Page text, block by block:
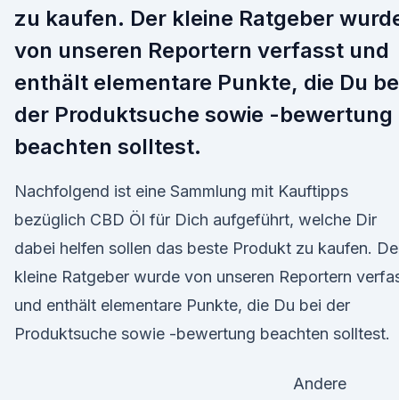
zu kaufen. Der kleine Ratgeber
von unseren Reportern verfasst und
enthält elementare Punkte, die Du
der Produktsuche sowie -bewertung
beachten solltest.
Nachfolgend ist eine Sammlung mit Kauftipps
bezüglich CBD Öl für Dich aufgeführt, welche Dir
dabei helfen sollen das beste Produkt zu kaufen.
kleine Ratgeber wurde von unseren Reportern
und enthält elementare Punkte, die Du bei der
Produktsuche sowie -bewertung beachten solltest.
Andere